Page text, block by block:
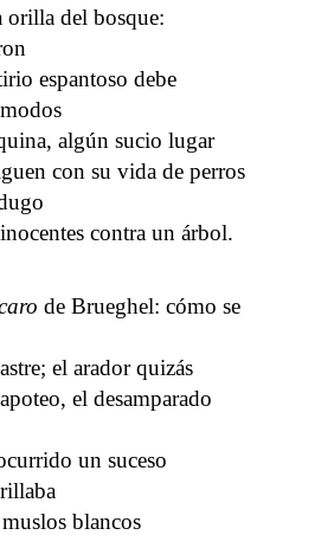
orilla del bosque:
espantoso debe
algún sucio lugar
con su vida de perros
contra un árbol.
de Brueghel: cómo se
el arador quizás
el desamparado
un suceso
blancos